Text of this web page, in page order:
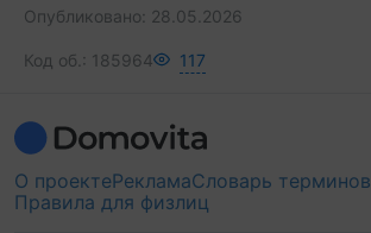
Опубликовано: 28.05.2026
Код об.: 185964 117
О проектеРекламаСловарь терминов
Правила для физлиц